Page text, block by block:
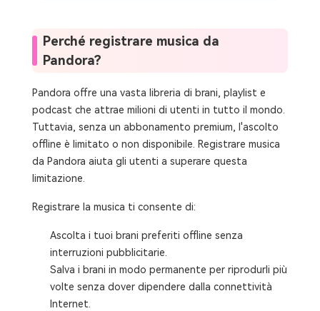
Perché registrare musica da
Pandora?
Pandora offre una vasta libreria di brani, playlist e
podcast che attrae milioni di utenti in tutto il mondo.
Tuttavia, senza un abbonamento premium, l'ascolto
offline è limitato o non disponibile. Registrare musica
da Pandora aiuta gli utenti a superare questa
limitazione.
Registrare la musica ti consente di:
Ascolta i tuoi brani preferiti offline senza
interruzioni pubblicitarie.
Salva i brani in modo permanente per riprodurli più
volte senza dover dipendere dalla connettività
Internet.